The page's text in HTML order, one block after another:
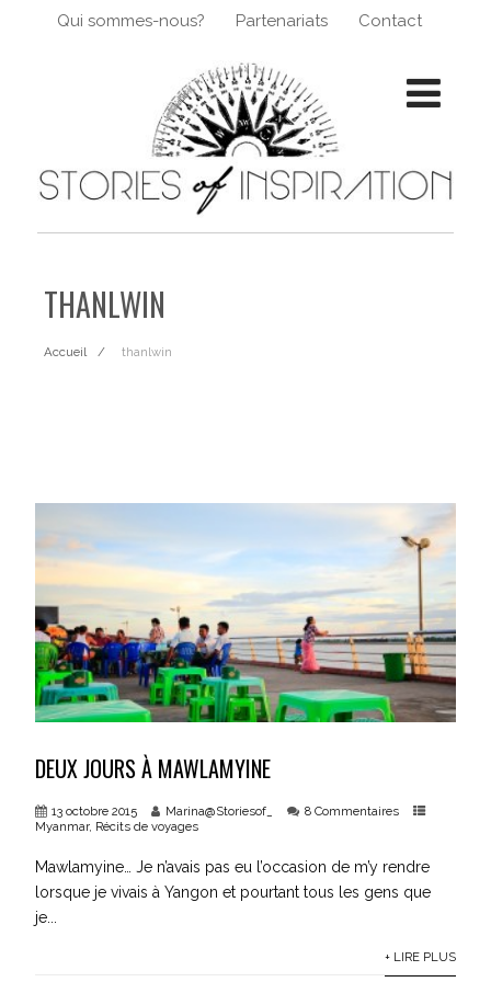
Qui sommes-nous? Partenariats Contact
THANLWIN
Accueil thanlwin
DEUX JOURS À MAWLAMYINE
13 octobre 2015 Marina@Storiesof_
8 Commentaires
Myanmar, Récits de voyages
Mawlamyine… Je n’avais pas eu l’occasion de m’y rendre
lorsque je vivais à Yangon et pourtant tous les gens que
je...
+ LIRE PLUS